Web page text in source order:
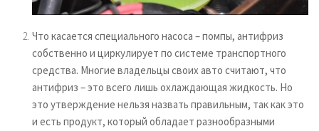
Что касается специального насоса – помпы, антифриз
собственно и циркулирует по системе транспортного
средства. Многие владельцы своих авто считают, что
антифриз – это всего лишь охлаждающая жидкость. Но
это утверждение нельзя назвать правильным, так как это
и есть продукт, который обладает разнообразными